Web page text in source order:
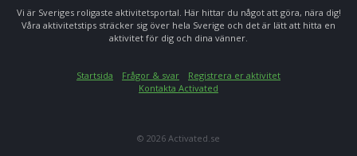
Vi är Sveriges roligaste aktivitetsportal. Här hittar du något att göra, nära dig!
Våra aktivitetstips sträcker sig över hela Sverige och det är lätt att hitta en
aktivitet för dig och dina vänner.
Startsida Frågor & svar
Registrera er aktivitet
Kontakta Activated
© 2026 Activated.se